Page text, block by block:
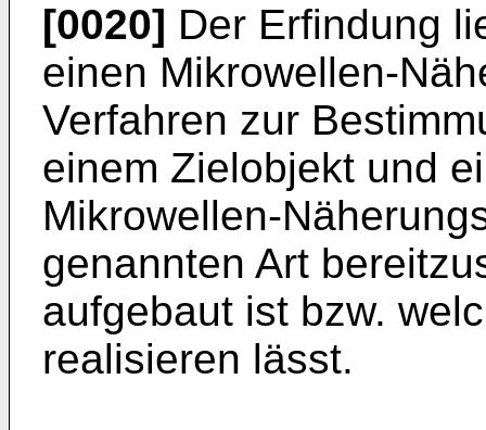
[0020] Der Erfindung
einen Mikrowellen-
Verfahren zur
einem Zielobjekt und
Mikrowellen-
genannten Art
aufgebaut ist bzw.
realisieren lässt.